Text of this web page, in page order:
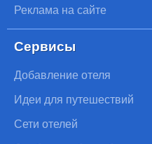
Реклама на сайте
Сервисы
Добавление отеля
Идеи для путешествий
Сети отелей